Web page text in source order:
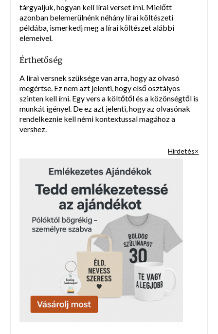
tárgyaljuk, hogyan kell lírai verset írni. Mielőtt
azonban belemerülnénk néhány lírai költészeti
példába, ismerkedj meg a lírai költészet alábbi
elemeivel.
Érthetőség
A lírai versnek szüksége van arra, hogy az olvasó
megértse. Ez nem azt jelenti, hogy első osztályos
szinten kell írni. Egy vers a költőtől és a közönségtől is
munkát igényel. De ez azt jelenti, hogy az olvasónak
rendelkeznie kell némi kontextussal magához a
vershez.